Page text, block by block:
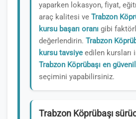
yaparken lokasyon, fiyat,
araç kalitesi ve Trabzon
kursu başarı oranı gibi
değerlendirin. Trabzon
kursu tavsiye edilen kursları
Trabzon Köprübaşı en
seçimini yapabilirsiniz.
Trabzon Köprübaşı